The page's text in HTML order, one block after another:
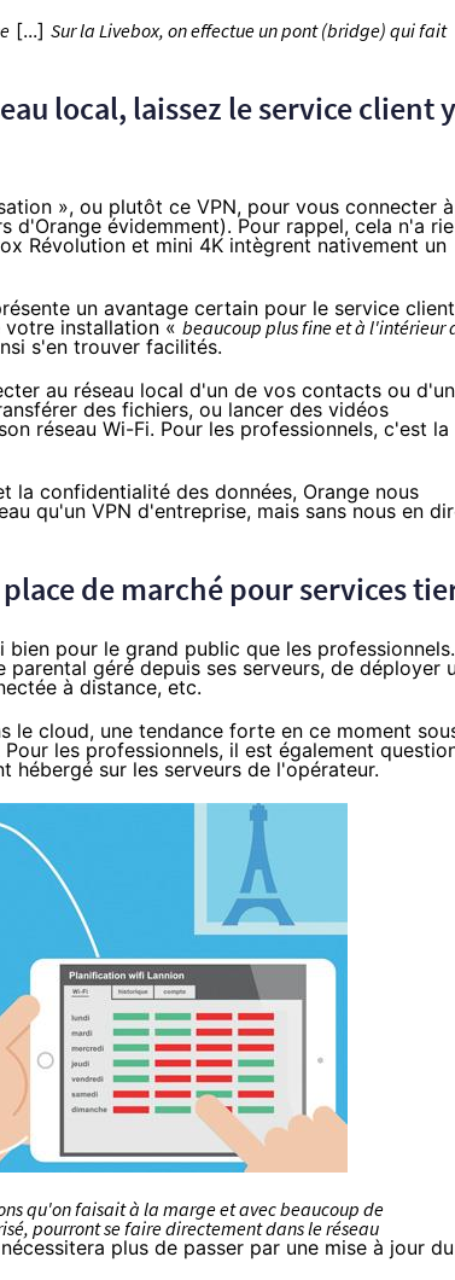
[...] Sur la Livebox, on effectue un pont (bridge) qui fait
local, laissez le service client y
», ou plutôt ce VPN, pour vous connecter à
d'Orange évidemment). Pour rappel, cela n'a
Révolution et mini 4K intègrent nativement un
un avantage certain pour le service client
installation « beaucoup plus fine et à l'intérieur
s'en trouver facilités.
au réseau local d'un de vos contacts ou d'un
des fichiers, ou lancer des vidéos
réseau Wi-Fi. Pour les professionnels, c'est la
la confidentialité des données, Orange nous
qu'un VPN d'entreprise, mais sans nous en
de marché pour services
pour le grand public que les professionnels.
géré depuis ses serveurs, de déployer
à distance, etc.
le cloud, une tendance forte en ce moment
Pour les professionnels, il est également
hébergé sur les serveurs de l'opérateur.
qu'on faisait à la marge et avec beaucoup de
pourront se faire directement dans le réseau
plus de passer par une mise à jour du